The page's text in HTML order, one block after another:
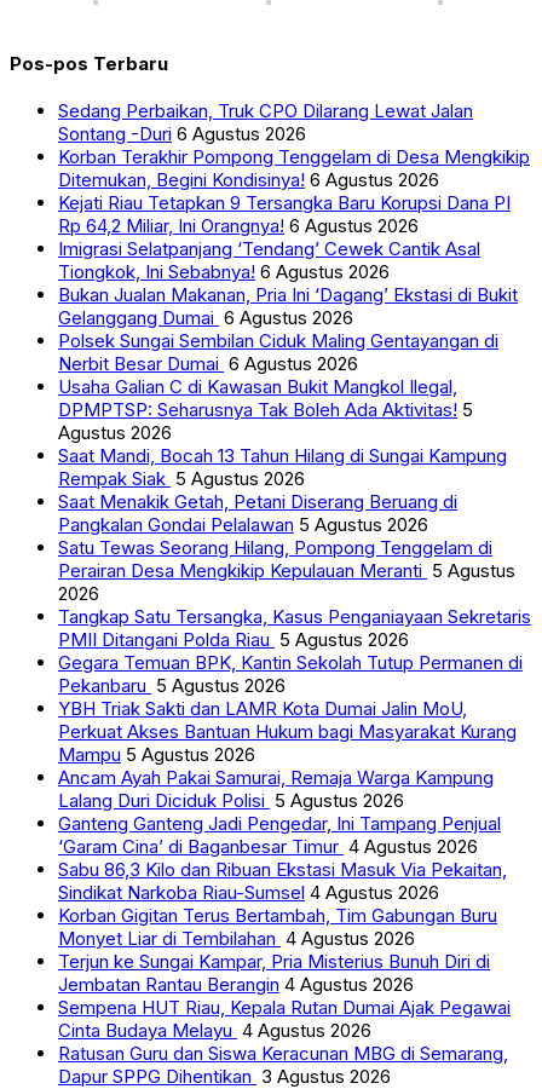
Pos-pos Terbaru
Sedang Perbaikan, Truk CPO Dilarang Lewat Jalan
Sontang -Duri 6 Agustus 2026
Korban Terakhir Pompong Tenggelam di Desa Mengkikip
Ditemukan, Begini Kondisinya! 6 Agustus 2026
Kejati Riau Tetapkan 9 Tersangka Baru Korupsi Dana PI
Rp 64,2 Miliar, Ini Orangnya! 6 Agustus 2026
Imigrasi Selatpanjang ‘Tendang’ Cewek Cantik Asal
Tiongkok, Ini Sebabnya! 6 Agustus 2026
Bukan Jualan Makanan, Pria Ini ‘Dagang’ Ekstasi di Bukit
Gelanggang Dumai 6 Agustus 2026
Polsek Sungai Sembilan Ciduk Maling Gentayangan di
Nerbit Besar Dumai 6 Agustus 2026
Usaha Galian C di Kawasan Bukit Mangkol Ilegal,
DPMPTSP: Seharusnya Tak Boleh Ada Aktivitas! 5
Agustus 2026
Saat Mandi, Bocah 13 Tahun Hilang di Sungai Kampung
Rempak Siak 5 Agustus 2026
Saat Menakik Getah, Petani Diserang Beruang di
Pangkalan Gondai Pelalawan 5 Agustus 2026
Satu Tewas Seorang Hilang, Pompong Tenggelam di
Perairan Desa Mengkikip Kepulauan Meranti 5 Agustus
2026
Tangkap Satu Tersangka, Kasus Penganiayaan Sekretaris
PMII Ditangani Polda Riau 5 Agustus 2026
Gegara Temuan BPK, Kantin Sekolah Tutup Permanen di
Pekanbaru 5 Agustus 2026
YBH Triak Sakti dan LAMR Kota Dumai Jalin MoU,
Perkuat Akses Bantuan Hukum bagi Masyarakat Kurang
Mampu 5 Agustus 2026
Ancam Ayah Pakai Samurai, Remaja Warga Kampung
Lalang Duri Diciduk Polisi 5 Agustus 2026
Ganteng Ganteng Jadi Pengedar, Ini Tampang Penjual
‘Garam Cina’ di Baganbesar Timur 4 Agustus 2026
Sabu 86,3 Kilo dan Ribuan Ekstasi Masuk Via Pekaitan,
Sindikat Narkoba Riau-Sumsel 4 Agustus 2026
Korban Gigitan Terus Bertambah, Tim Gabungan Buru
Monyet Liar di Tembilahan 4 Agustus 2026
Terjun ke Sungai Kampar, Pria Misterius Bunuh Diri di
Jembatan Rantau Berangin 4 Agustus 2026
Sempena HUT Riau, Kepala Rutan Dumai Ajak Pegawai
Cinta Budaya Melayu 4 Agustus 2026
Ratusan Guru dan Siswa Keracunan MBG di Semarang,
Dapur SPPG Dihentikan 3 Agustus 2026